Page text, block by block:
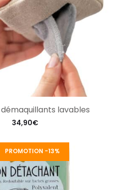
lavables
34,90€
PROMOTION -13%